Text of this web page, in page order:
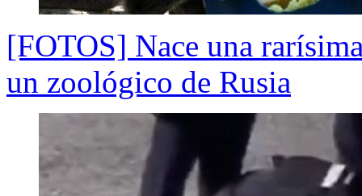
[FOTOS] Nace una
un zoológico de Rusia